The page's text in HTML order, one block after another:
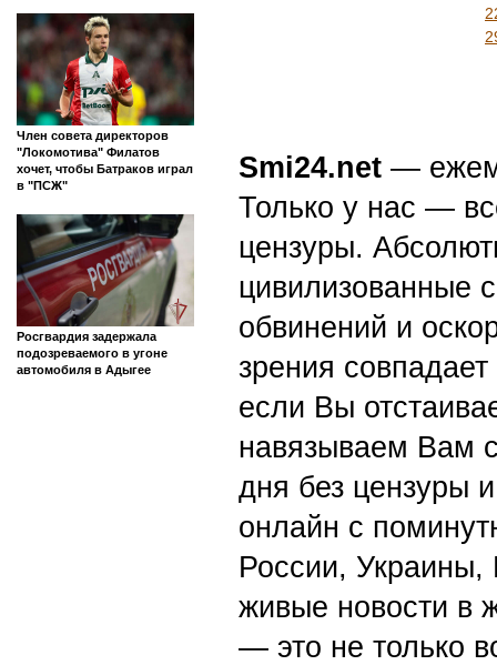
Член совета директоров
"Локомотива" Филатов
хочет, чтобы Батраков играл
в "ПСЖ"
Росгвардия задержала
подозреваемого в угоне
автомобиля в Адыгее
Smi24.net —
Только у нас —
цензуры.
цивилизованные
обвинений и
зрения
если Вы
навязываем Вам
дня без цензуры
онлайн с
России,
живые новости в
— это не только